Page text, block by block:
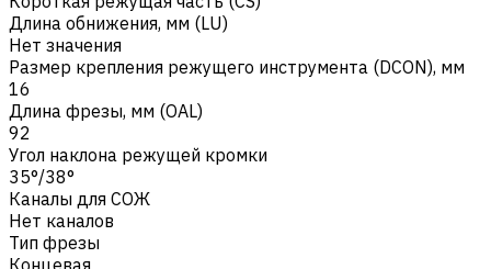
Длина обнижения, мм (LU)
Нет значения
Размер крепления режущего инструмента (DCON), мм
16
Длина фрезы, мм (OAL)
92
Угол наклона режущей кромки
35°/38°
Каналы для СОЖ
Нет каналов
Тип фрезы
Концевая